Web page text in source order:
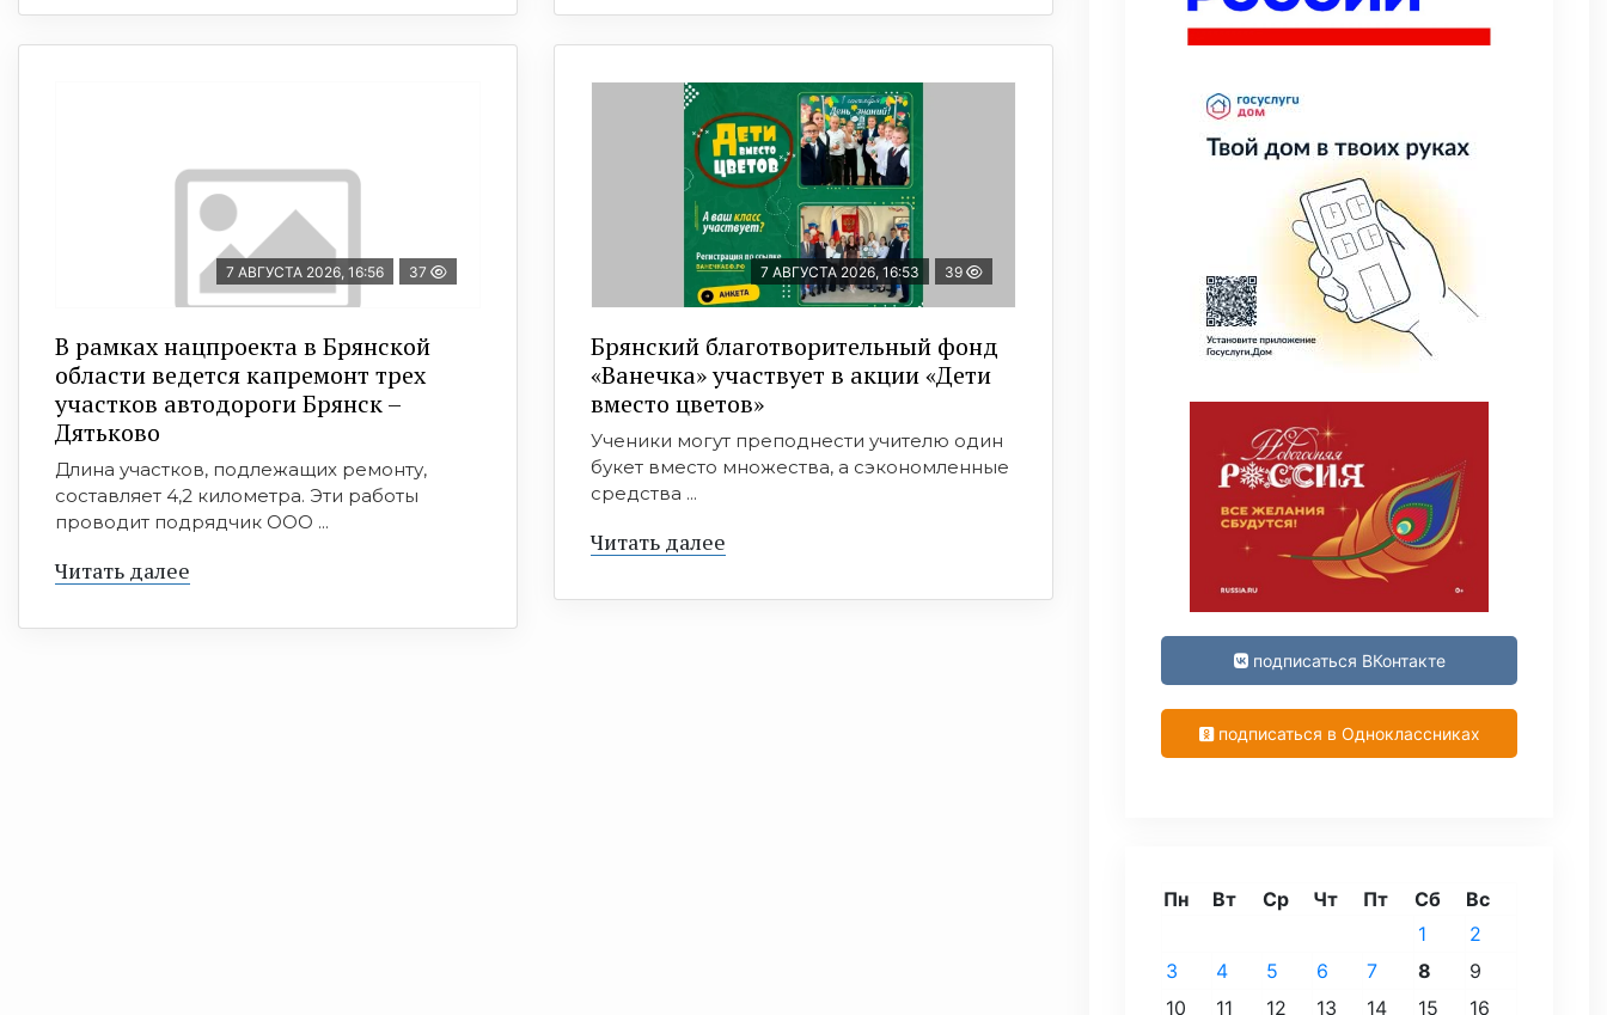
7 АВГУСТА 2026, 16:56 37
В рамках нацпроекта в Брянской
области ведется капремонт трех
участков автодороги Брянск –
Дятьково
Длина участков, подлежащих ремонту,
составляет 4,2 километра. Эти работы
проводит подрядчик ООО ...
Читать далее
7 АВГУСТА 2026, 16:53 39
Брянский благотворительный фонд
«Ванечка» участвует в акции «Дети
вместо цветов»
Ученики могут преподнести учителю один
букет вместо множества, а сэкономленные
средства ...
Читать далее
подписаться ВКонтакте
подписаться в Одноклассниках
Пн Вт Ср Чт Пт Сб
Вс
1
2
3
4 5 6 7 8
9
10
11 12 13 14 15 16